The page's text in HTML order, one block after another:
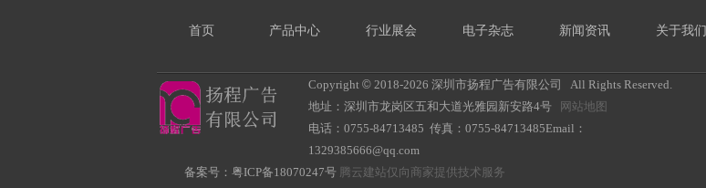
首页 产品中心 行业展会 电子杂志 新闻资讯 关于我们
Copyright © 2018-2026 深圳市扬程广告有限公司 All Rights Reserved.
地址：深圳市龙岗区五和大道光雅园新安路4号
网站地图
电话：0755-84713485 传真：0755-84713485Email：
1329385666@qq.com
备案号： 粤ICP备18070247号 腾云建站仅向商家提供技术服务